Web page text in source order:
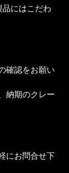
にはこだわ
確認をお願い
納期のクレー
にお問合せ下